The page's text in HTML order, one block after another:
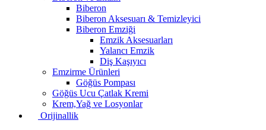
Biberon
Biberon Aksesuarı & Temizleyici
Biberon Emziği
Emzik Aksesuarları
Yalancı Emzik
Diş Kaşıyıcı
Emzirme Ürünleri
Göğüs Pompası
Göğüs Ucu Çatlak Kremi
Krem,Yağ ve Losyonlar
Orijinallik